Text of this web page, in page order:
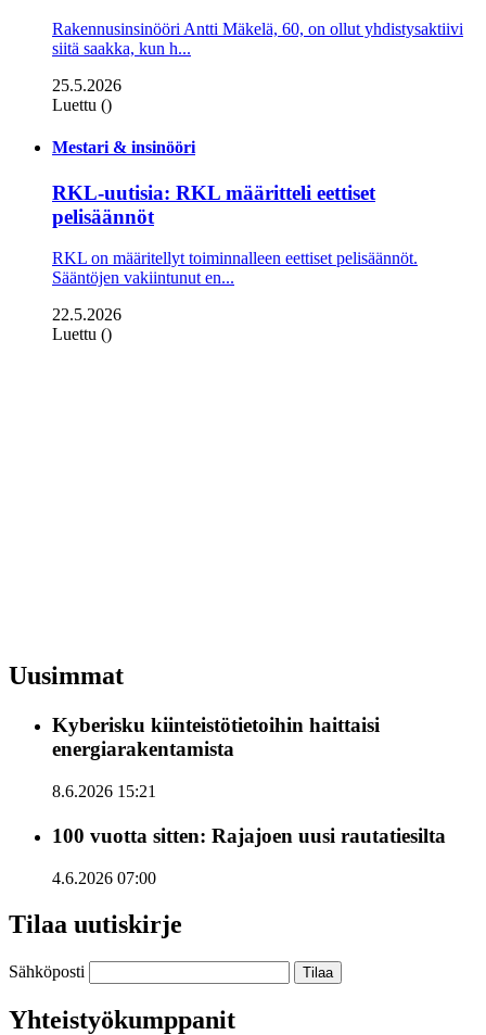
Rakennusinsinööri Antti Mäkelä, 60, on ollut yhdistysaktiivi
siitä saakka, kun h...
25.5.2026
Luettu ()
Mestari & insinööri
RKL-uutisia: RKL määritteli eettiset
pelisäännöt
RKL on määritellyt toiminnalleen eettiset peli­säännöt.
Sääntöjen vakiintunut en...
22.5.2026
Luettu ()
Uusimmat
Kyberisku kiinteistötietoihin haittaisi
energiarakentamista
8.6.2026 15:21
100 vuotta sitten: Rajajoen uusi rautatiesilta
4.6.2026 07:00
Tilaa uutiskirje
Sähköposti
Yhteistyökumppanit